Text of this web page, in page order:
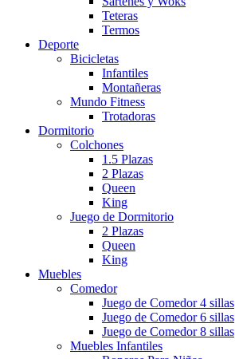
Teteras
Termos
Deporte
Bicicletas
Infantiles
Montañeras
Mundo Fitness
Trotadoras
Dormitorio
Colchones
1.5 Plazas
2 Plazas
Queen
King
Juego de Dormitorio
2 Plazas
Queen
King
Muebles
Comedor
Juego de Comedor 4 sillas
Juego de Comedor 6 sillas
Juego de Comedor 8 sillas
Muebles Infantiles